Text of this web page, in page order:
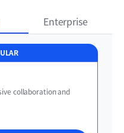
Enterprise
collaboration and